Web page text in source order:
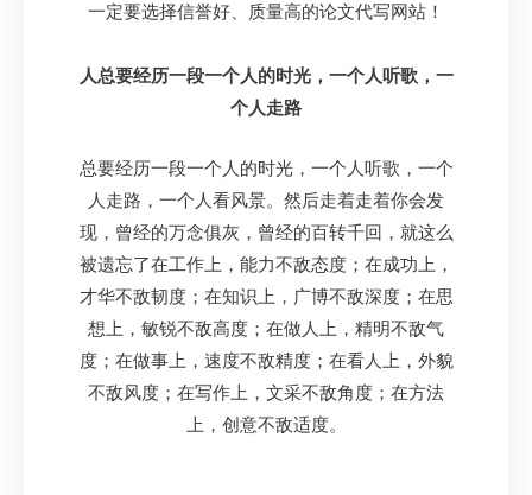
一定要选择信誉好、质量高的论文代写网站！
人总要经历一段一个人的时光，一个人听歌，一
个人走路
总要经历一段一个人的时光，一个人听歌，一个
人走路，一个人看风景。然后走着走着你会发
现，曾经的万念俱灰，曾经的百转千回，就这么
被遗忘了在工作上，能力不敌态度；在成功上，
才华不敌韧度；在知识上，广博不敌深度；在思
想上，敏锐不敌高度；在做人上，精明不敌气
度；在做事上，速度不敌精度；在看人上，外貌
不敌风度；在写作上，文采不敌角度；在方法
上，创意不敌适度。